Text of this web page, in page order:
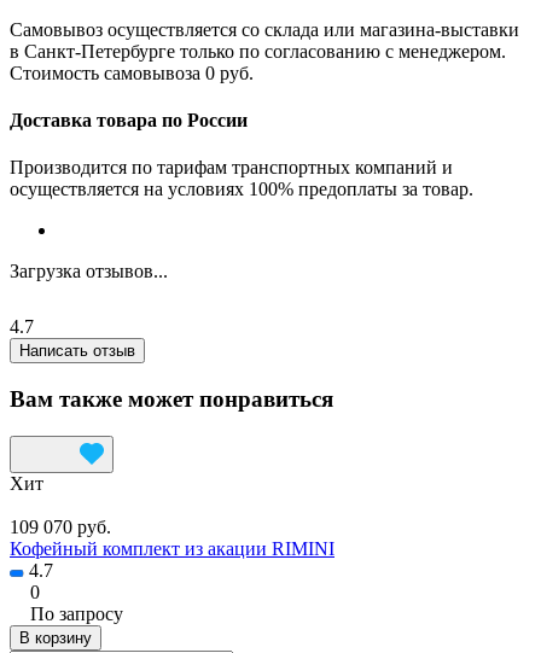
Самовывоз осуществляется со склада или магазина-выставки
в Санкт-Петербурге только по согласованию с менеджером.
Стоимость самовывоза 0 руб.
Доставка товара по России
Производится по тарифам транспортных компаний и
осуществляется на условиях 100% предоплаты за товар.
Загрузка отзывов...
4.7
Написать отзыв
Вам также может понравиться
Хит
109 070 руб.
Кофейный комплект из акации RIMINI
4.7
0
По запросу
В корзину